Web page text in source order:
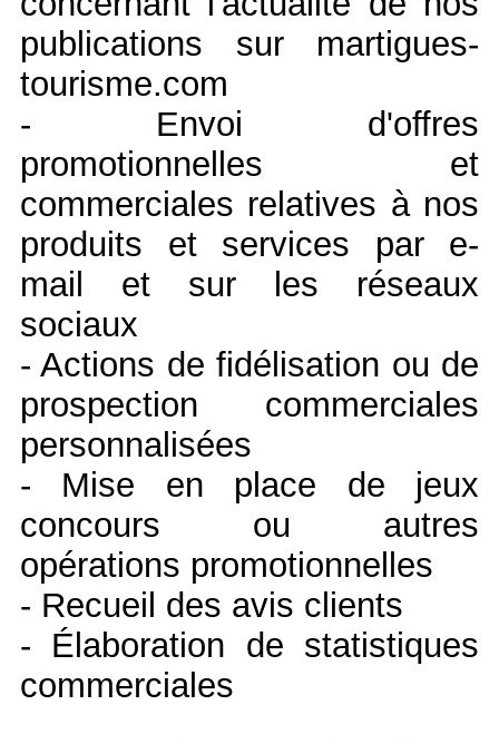
publications sur martigues-
tourisme.com
- Envoi d'offres
promotionnelles et
commerciales relatives à nos
produits et services par e-
mail et sur les réseaux
sociaux
- Actions de fidélisation ou de
prospection commerciales
personnalisées
- Mise en place de jeux
concours ou autres
opérations promotionnelles
- Recueil des avis clients
- Élaboration de statistiques
commerciales